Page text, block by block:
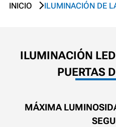
INICIO ILUMINACIÓN DE
ILUMINACIÓN
PUERTAS
MÁXIMA